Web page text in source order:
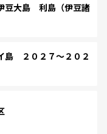
大島 利島（伊豆諸
２０２７～２０２